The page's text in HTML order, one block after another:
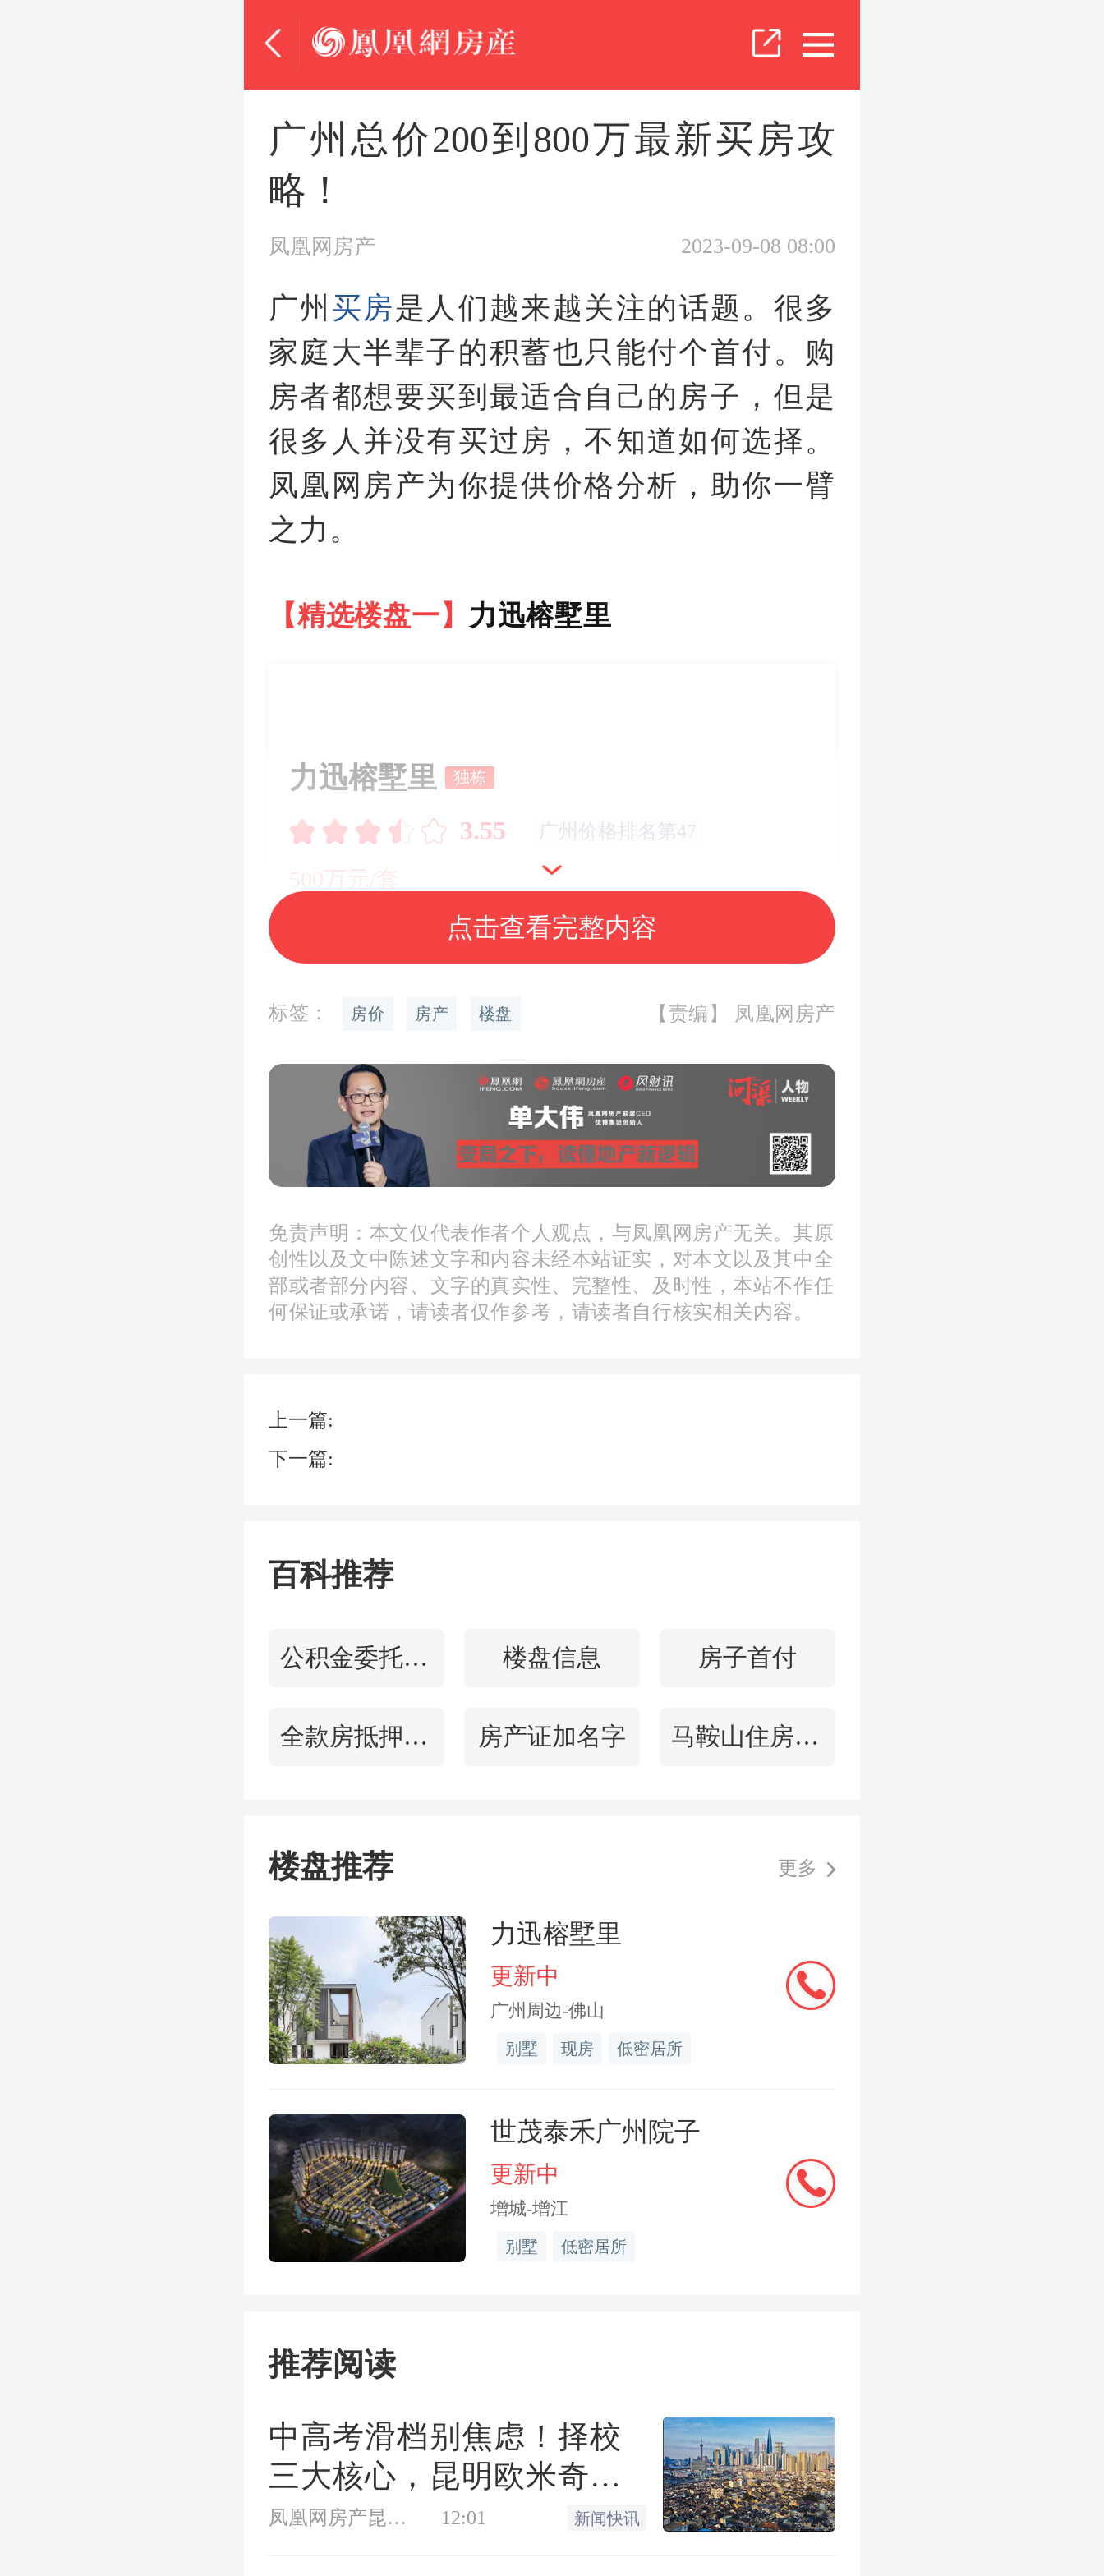
广州总价200到800万最新买房攻
略！
凤凰网房产 2023-09-08 08:00
广州 买房是人们越来越关注的话题。很多
家庭大半辈子的积蓄也只能付个首付。购
房者都想要买到最适合自己的房子，但是
很多人并没有买过房，不知道如何选择。
凤凰网房产为你提供价格分析，助你一臂
之力。
【精选楼盘一】 力迅榕墅里
力迅榕墅里 独栋
3.55 广州价格排名第47
500万元/套
地址：广州周边佛山市南海区碧湖路旗峰中学旁
现场做一口价优惠
力迅榕墅里最新房价
最新价格 500万元/套
价格变动 持平
力迅榕墅里房价走势
力迅榕墅里 广州周边
5k
35k
【精选楼盘二】 世茂泰禾广州院子
世茂泰禾广州院子
点击查看完整内容
标签： 房价 房产 楼盘 【责编】 凤凰网房产
免责声明：本文仅代表作者个人观点，与凤凰网房产无关。其原
创性以及文中陈述文字和内容未经本站证实，对本文以及其中全
部或者部分内容、文字的真实性、完整性、及时性，本站不作任
何保证或承诺，请读者仅作参考，请读者自行核实相关内容。
上一篇:
下一篇:
百科推荐
公积金委托提取 楼盘信息 房子首付
全款房抵押贷款 房产证加名字 马鞍山住房公积金查询
楼盘推荐 更多
力迅榕墅里
更新中
广州周边-佛山
别墅 现房 低密居所
世茂泰禾广州院子
更新中
增城-增江
别墅 低密居所
推荐阅读
中高考滑档别焦虑！择校
三大核心，昆明欧米奇一
站式覆盖凤凰网房产昆明站 12:01 新闻快讯